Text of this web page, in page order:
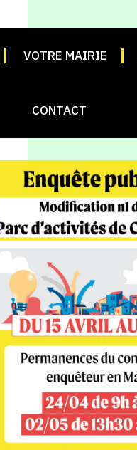
VOTRE MAIRIE
CONTACT